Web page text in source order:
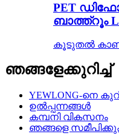
PET
ബാത്ത്റൂം
കൂടുതൽ
ഞങ്ങളേക്കുറിച്ച്
YEWLONG-നെ
ഉൽപ്പന്നങ്ങൾ
കമ്പനി വികസനം
ഞങ്ങളെ